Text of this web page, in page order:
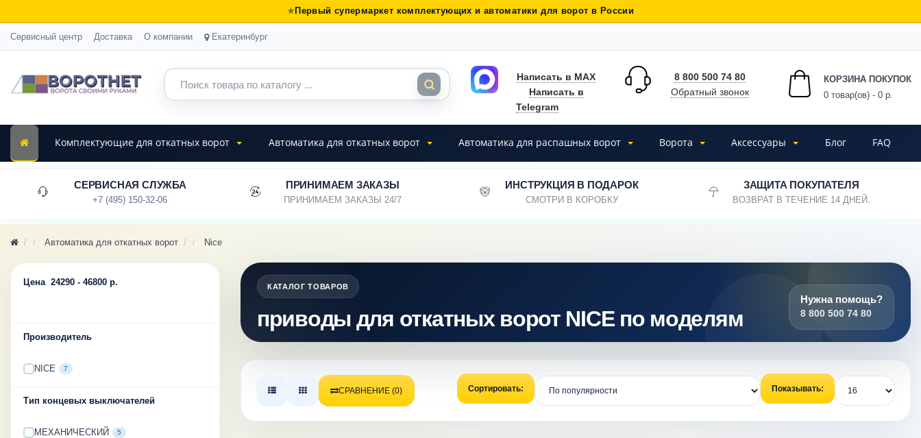
Первый супермаркет комплектующих и автоматики для ворот в России
Сервисный центр Доставка О компании Екатеринбург
Написать в MAX
Написать в
Telegram
8 800 500 74 80
Обратный звонок
КОРЗИНА ПОКУПОК
0 товар(ов) - 0 р.
Комплектующие для откатных ворот Автоматика для откатных ворот Автоматика для распашных ворот Ворота Аксессуары Блог FAQ
СЕРВИСНАЯ СЛУЖБА
+7 (495) 150-32-06
ПРИНИМАЕМ ЗАКАЗЫ
ПРИНИМАЕМ ЗАКАЗЫ 24/7
ИНСТРУКЦИЯ В ПОДАРОК
СМОТРИ В КОРОБКУ
ЗАЩИТА ПОКУПАТЕЛЯ
ВОЗВРАТ В ТЕЧЕНИЕ 14 ДНЕЙ.
Автоматика для откатных ворот Nice
Цена 24290 - 46800 р.
Производитель
NICE 7
Тип концевых выключателей
МЕХАНИЧЕСКИЙ 5
КАТАЛОГ ТОВАРОВ
приводы для откатных ворот NICE по моделям
Нужна помощь?
8 800 500 74 80
СРАВНЕНИЕ (0) Сортировать: Показывать: